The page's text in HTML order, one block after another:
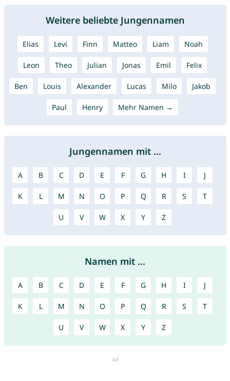
Weitere beliebte Jungennamen
Elias Levi Finn Matteo Liam Noah
Leon Theo Julian Jonas Emil Felix
Ben Louis Alexander Lucas Milo Jakob
Paul Henry Mehr Namen →
Jungennamen mit ...
A B C D E F G H I J
K L M N O P Q R S T
U V W X Y Z
Namen mit ...
A B C D E F G H I J
K L M N O P Q R S T
U V W X Y Z